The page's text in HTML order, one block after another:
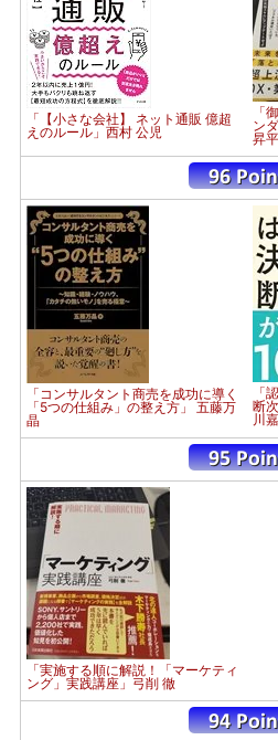
「【小さな会社】 ネット通販 億超
えのルール」西村 公児
「
ン
昇平
「コンサルタント商売を成功に導く
「5つの仕組み」の整え方」 五藤万
晶
「
断
川
「実施する順に解説！「マーケティ
ング」実践講座」弓削 徹